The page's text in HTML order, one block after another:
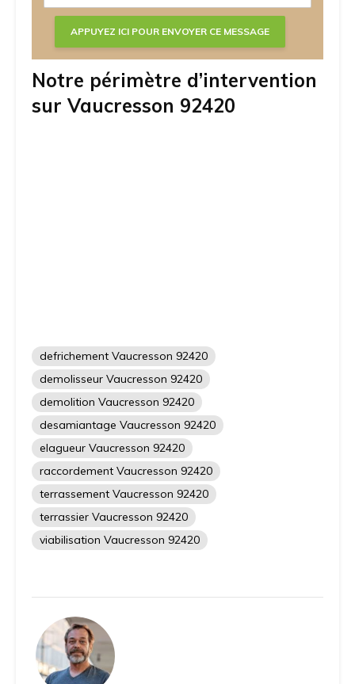
Notre périmètre d’intervention
sur Vaucresson 92420
defrichement Vaucresson 92420
demolisseur Vaucresson 92420
demolition Vaucresson 92420
desamiantage Vaucresson 92420
elagueur Vaucresson 92420
raccordement Vaucresson 92420
terrassement Vaucresson 92420
terrassier Vaucresson 92420
viabilisation Vaucresson 92420